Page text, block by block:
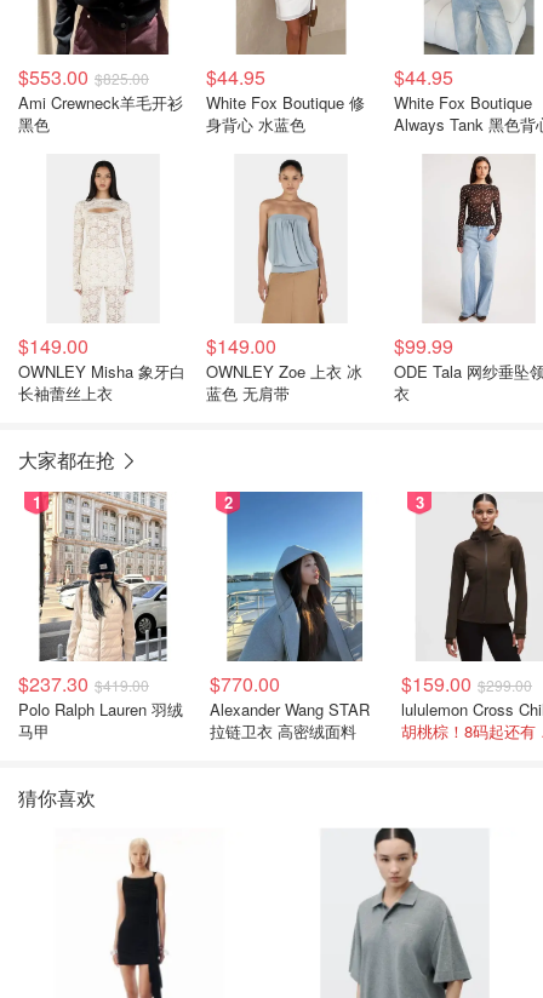
$553.00 $825.00
Ami Crewneck羊毛开衫
黑色
$44.95
White Fox Boutique 修
身背心 水蓝色
$44.95
White Fox Boutique
Always Tank 黑色背
$149.00
OWNLEY Misha 象牙白
长袖蕾丝上衣
$149.00
OWNLEY Zoe 上衣 冰
蓝色 无肩带
$99.99
ODE Tala 网纱垂坠
衣
大家都在抢
1
$237.30 $419.00
Polo Ralph Lauren 羽绒
马甲
2
$770.00
Alexander Wang STAR
拉链卫衣 高密绒面料
3
$159.00 $299.00
猜你喜欢